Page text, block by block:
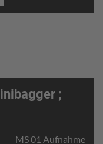
;
MS 01 Aufnahme